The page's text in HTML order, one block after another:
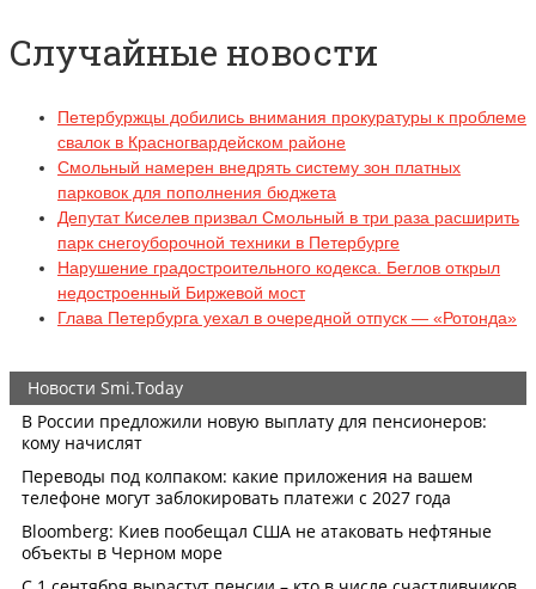
Случайные новости
Петербуржцы добились внимания прокуратуры к проблеме
свалок в Красногвардейском районе
Смольный намерен внедрять систему зон платных
парковок для пополнения бюджета
Депутат Киселев призвал Смольный в три раза расширить
парк снегоуборочной техники в Петербурге
Нарушение градостроительного кодекса. Беглов открыл
недостроенный Биржевой мост
Глава Петербурга уехал в очередной отпуск — «Ротонда»